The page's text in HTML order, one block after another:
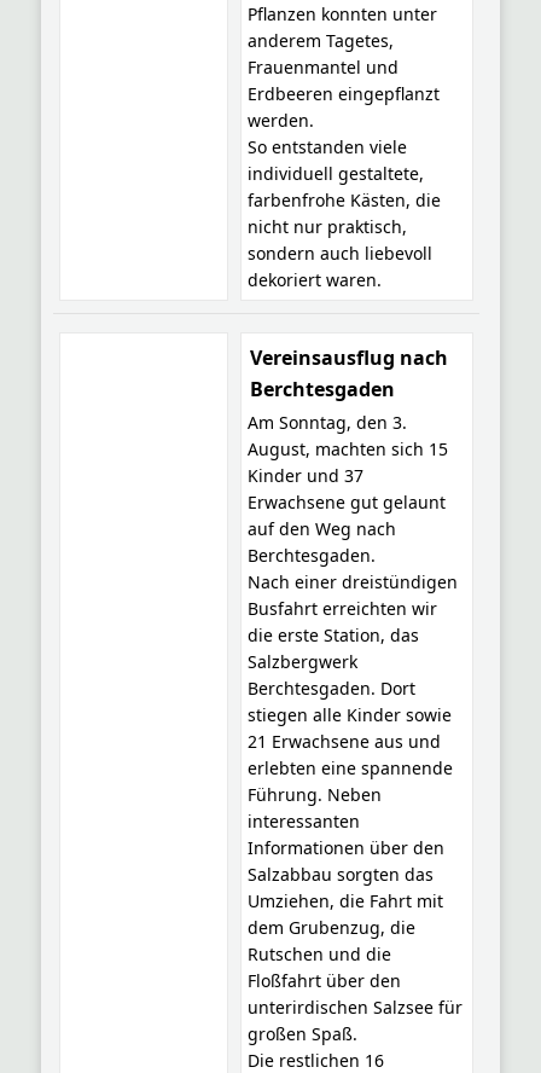
Pflanzen konnten unter
anderem Tagetes,
Frauenmantel und
Erdbeeren eingepflanzt
werden.
So entstanden viele
individuell gestaltete,
farbenfrohe Kästen, die
nicht nur praktisch,
sondern auch liebevoll
dekoriert waren.
Vereinsausflug nach
Berchtesgaden
Am Sonntag, den 3.
August, machten sich 15
Kinder und 37
Erwachsene gut gelaunt
auf den Weg nach
Berchtesgaden.
Nach einer dreistündigen
Busfahrt erreichten wir
die erste Station, das
Salzbergwerk
Berchtesgaden. Dort
stiegen alle Kinder sowie
21 Erwachsene aus und
erlebten eine spannende
Führung. Neben
interessanten
Informationen über den
Salzabbau sorgten das
Umziehen, die Fahrt mit
dem Gruben­zug, die
Rutschen und die
Floßfahrt über den
unterirdischen Salzsee für
großen Spaß.
Die restlichen 16